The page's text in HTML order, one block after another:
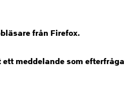
från Firefox.
meddelande som